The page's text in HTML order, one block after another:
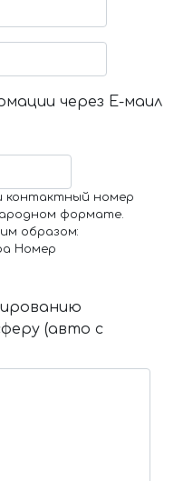
через Е-маил
контактный номер
формате.
образом:
Номер
(авто с